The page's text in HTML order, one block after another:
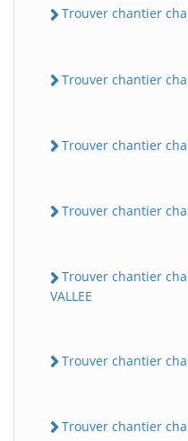
Trouver chantier
Trouver chantier
Trouver chantier
Trouver chantier
Trouver chantier
VALLEE
Trouver chantier
Trouver chantier